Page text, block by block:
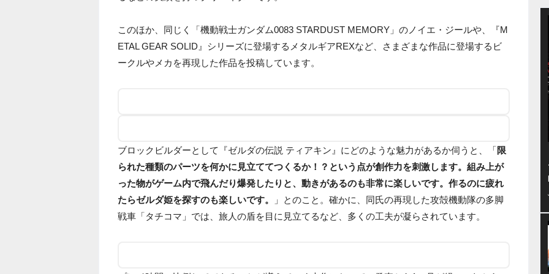
このほか、同じく「機動戦士ガンダム0083 STARDUST MEMORY」のノイエ・ジールや、『M
ETAL GEAR SOLID』シリーズに登場するメタルギアREXなど、さまざまな作品に登場するビ
ークルやメカを再現した作品を投稿しています。
ブロックビルダーとして『ゼルダの伝説 ティアキン』にどのような魅力があるか伺うと、「限
られた種類のパーツを何かに見立ててつくるか！？という点が創作力を刺激します。組み上が
った物がゲーム内で飛んだり爆発したりと、動きがあるのも非常に楽しいです。作るのに疲れ
たらゼルダ姫を探すのも楽しいです。
」とのこと。確かに、同氏の再現した攻殻機動隊の多脚
戦車「タチコマ」では、旅人の盾を目に見立てるなど、多くの工夫が凝らされています。